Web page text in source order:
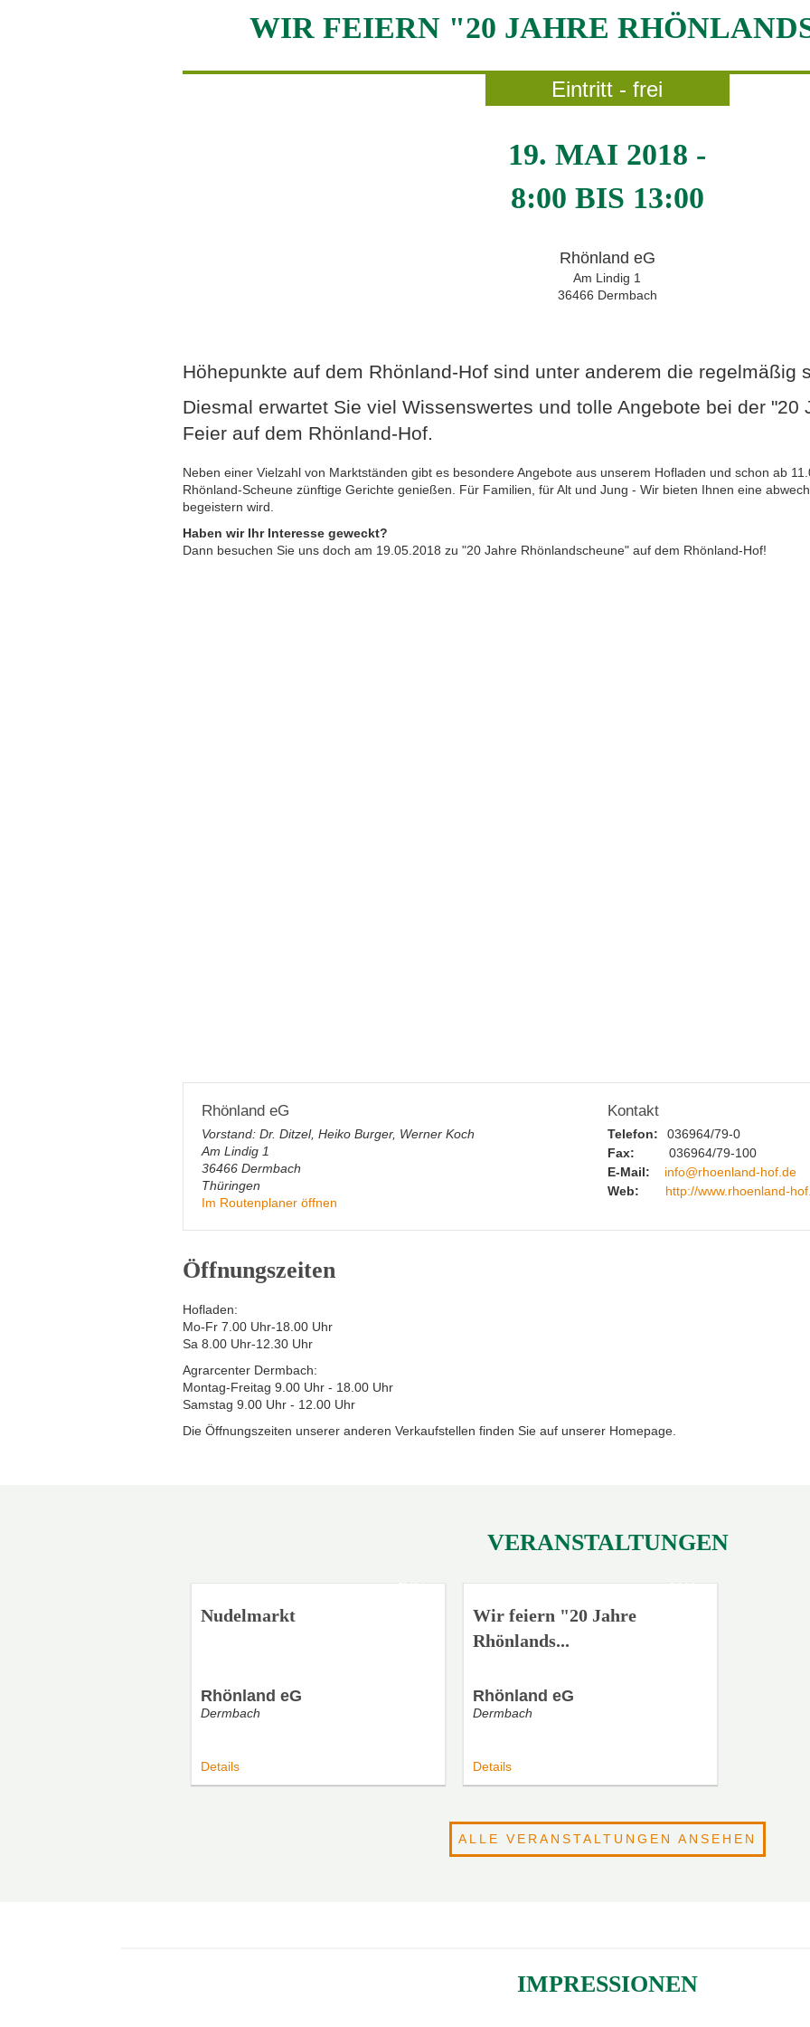
WIR FEIERN "20 JAHRE
Eintritt - frei
19. MAI 2018 -
8:00 BIS 13:00
Rhönland eG
Am Lindig 1
36466 Dermbach
Höhepunkte auf dem Rhönland-Hof sind unter anderem die regelmäßig
Diesmal erwartet Sie viel Wissenswertes und tolle Angebote bei der "20
Feier auf dem Rhönland-Hof.
Neben einer Vielzahl von Marktständen gibt es besondere Angebote aus unserem Hofladen und schon ab
Rhönland-Scheune zünftige Gerichte genießen. Für Familien, für Alt und Jung - Wir bieten Ihnen eine
begeistern wird.
Haben wir Ihr Interesse geweckt?
Dann besuchen Sie uns doch am 19.05.2018 zu "20 Jahre Rhönlandscheune" auf dem Rhönland-Hof!
Rhönland eG
Vorstand: Dr. Ditzel, Heiko Burger, Werner Koch
Am Lindig 1
36466 Dermbach
Thüringen
Im Routenplaner öffnen
Kontakt
Telefon:
036964/79-0
Fax:
036964/79-100
E-Mail:
info@rhoenland-hof.de
Web:
http://www.rhoenland-
Öffnungszeiten
Hofladen:
Mo-Fr 7.00 Uhr-18.00 Uhr
Sa 8.00 Uhr-12.30 Uhr
Agrarcenter Dermbach:
Montag-Freitag 9.00 Uhr - 18.00 Uhr
Samstag 9.00 Uhr - 12.00 Uhr
Die Öffnungszeiten unserer anderen Verkaufstellen finden Sie auf unserer Homepage.
VERANSTALTUNGEN
JUN
Nudelmarkt
Rhönland eG
Dermbach
Details
MAI
Wir feiern "20 Jahre
Rhönlands...
Rhönland eG
Dermbach
Details
ALLE VERANSTALTUNGEN ANSEHEN
IMPRESSIONEN